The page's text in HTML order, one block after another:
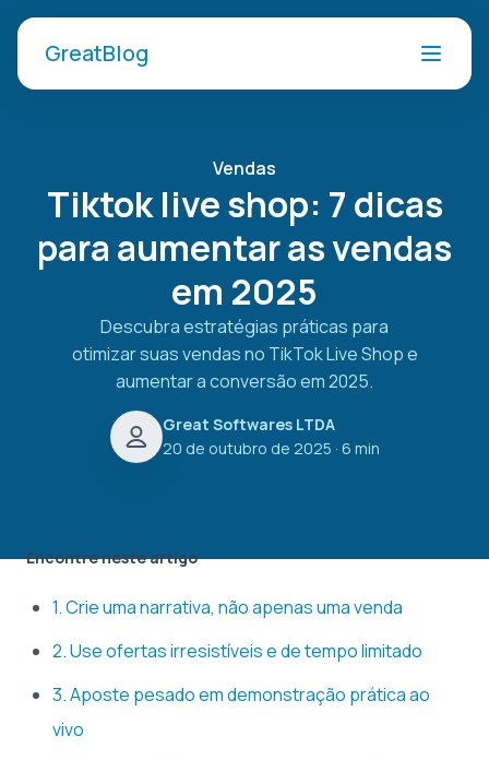
GreatBlog
Vendas
Tiktok live shop: 7 dicas
para aumentar as vendas
em 2025
Descubra estratégias práticas para
otimizar suas vendas no TikTok Live Shop e
aumentar a conversão em 2025.
Great Softwares LTDA
20 de outubro de 2025 · 6 min
Encontre neste artigo
1. Crie uma narrativa, não apenas uma venda
2. Use ofertas irresistíveis e de tempo limitado
3. Aposte pesado em demonstração prática ao
vivo